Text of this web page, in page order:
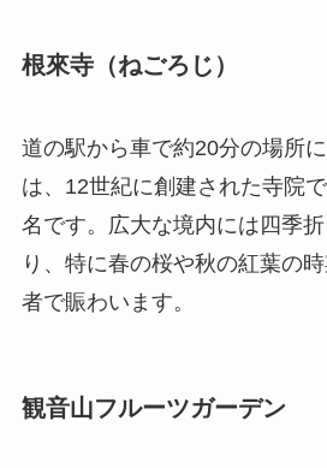
根來寺（ねごろじ）
道の駅から車で約20分の場所
は、12世紀に創建された寺院
名です。広大な境内には四季
り、特に春の桜や秋の紅葉の
者で賑わいます。
観音山フルーツガーデン